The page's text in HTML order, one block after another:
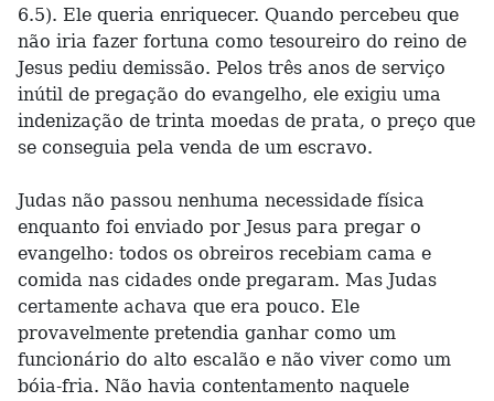
6.5). Ele queria enriquecer. Quando percebeu que
não iria fazer fortuna como tesoureiro do reino de
Jesus pediu demissão. Pelos três anos de serviço
inútil de pregação do evangelho, ele exigiu uma
indenização de trinta moedas de prata, o preço que
se conseguia pela venda de um escravo.
Judas não passou nenhuma necessidade física
enquanto foi enviado por Jesus para pregar o
evangelho: todos os obreiros recebiam cama e
comida nas cidades onde pregaram. Mas Judas
certamente achava que era pouco. Ele
provavelmente pretendia ganhar como um
funcionário do alto escalão e não viver como um
bóia-fria. Não havia contentamento naquele